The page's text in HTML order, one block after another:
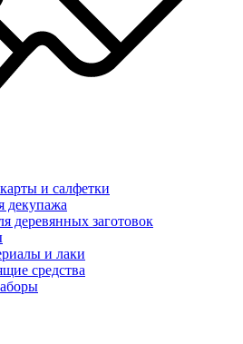
и салфетки
декупажа
деревянных заготовок
и лаки
средства